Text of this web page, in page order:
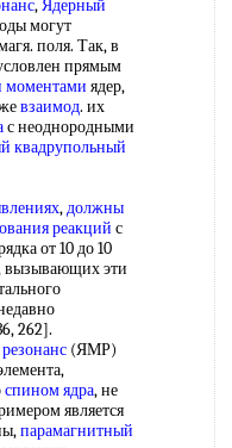
,Ядерный
могут
поля. Так, в
прямым
моментами ядер,
взаимод. их
с неоднородными
квадрупольный
,должны
реакций с
от 10 до 10
вызывающих эти
262].
(ЯМР)
спином ядра, не
является
парамагнитный